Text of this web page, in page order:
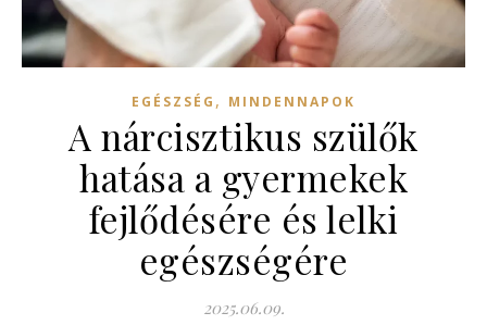
EGÉSZSÉG , MINDENNAPOK
A nárcisztikus szülők
hatása a gyermekek
fejlődésére és lelki
egészségére
2025.06.09.